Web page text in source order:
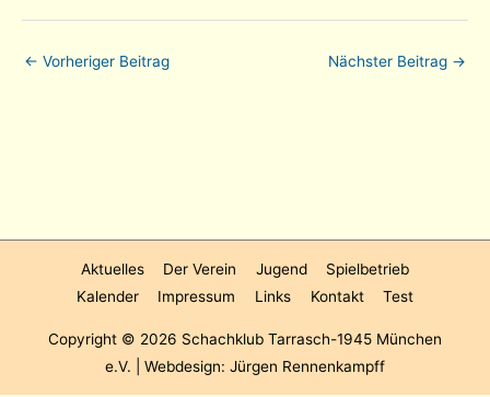
← Vorheriger Beitrag Nächster Beitrag →
Aktuelles Der Verein Jugend
Spielbetrieb
Kalender
Impressum Links Kontakt Test
Copyright © 2026 Schachklub Tarrasch-1945 München
e.V. | Webdesign: Jürgen Rennenkampff